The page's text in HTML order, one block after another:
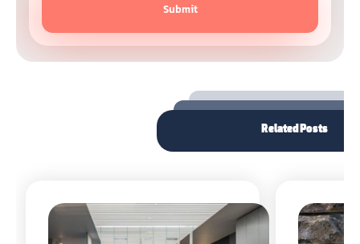
Submit
Related Posts